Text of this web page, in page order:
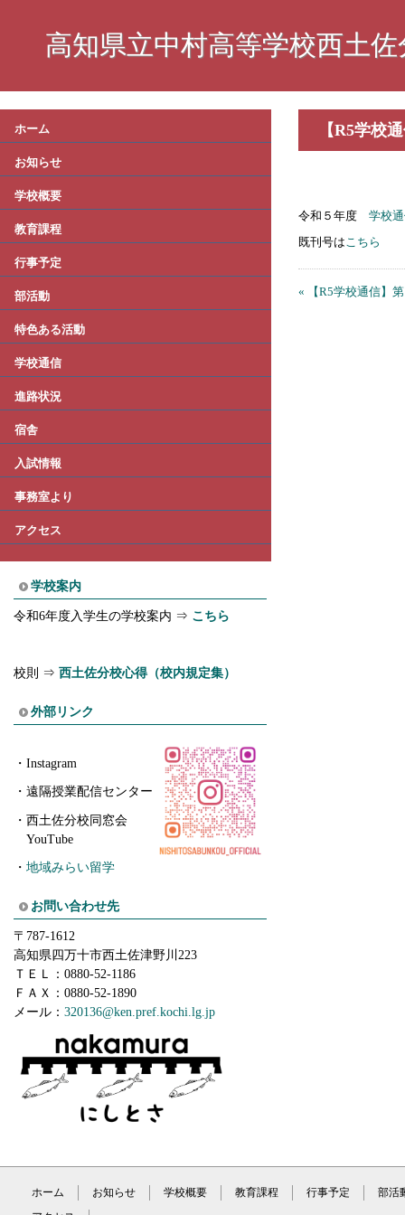
高知県立中村高等学校西土佐
ホーム
お知らせ
学校概要
教育課程
行事予定
部活動
特色ある活動
学校通信
進路状況
宿舎
入試情報
事務室より
アクセス
学校案内
令和6年度入学生の学校案内 ⇒ こちら
校則 ⇒ 西土佐分校心得（校内規定集）
外部リンク
・ Instagram
・ 遠隔授業配信センター
・ 西土佐分校同窓会
YouTube
・ 地域みらい留学
お問い合わせ先
〒787-1612
高知県四万十市西土佐津野川223
ＴＥＬ：0880-52-1186
ＦＡＸ：0880-52-1890
メール： 320136@ken.pref.kochi.lg.jp
【R5学校
令和５年度 学校
既刊号はこちら
« 【R5学校通信】
ホーム お知らせ 学校概要 教育課程 行事予定
部活